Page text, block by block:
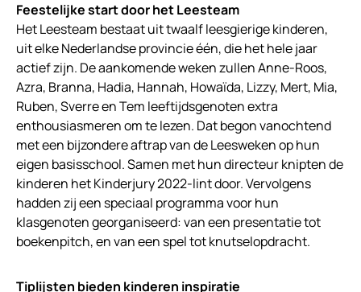
Feestelijke start door het Leesteam
Het Leesteam bestaat uit twaalf leesgierige kinderen,
uit elke Nederlandse provincie één, die het hele jaar
actief zijn. De aankomende weken zullen Anne-Roos,
Azra, Branna, Hadia, Hannah, Howaïda, Lizzy, Mert, Mia,
Ruben, Sverre en Tem leeftijdsgenoten extra
enthousiasmeren om te lezen. Dat begon vanochtend
met een bijzondere aftrap van de Leesweken op hun
eigen basisschool. Samen met hun directeur knipten de
kinderen het Kinderjury 2022-lint door. Vervolgens
hadden zij een speciaal programma voor hun
klasgenoten georganiseerd: van een presentatie tot
boekenpitch, en van een spel tot knutselopdracht.
Tiplijsten bieden kinderen inspiratie